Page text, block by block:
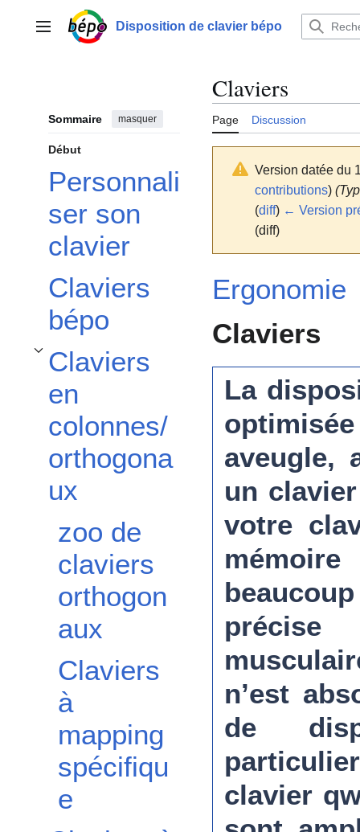
contenuMenu principalDisposition de clavier bépo
Sommaire masquer
Début
Personnali
ser son
clavier
Claviers
bépo
Claviers
en
colonnes/
orthogona
ux
Afficher / masquer la sous-section Claviers en colonnes/orthogonaux
zoo de
claviers
orthogon
aux
Claviers
à
mapping
spécifiqu
e
Claviers
Page Discussion
Version datée du
contributions)
(diff) ← Version
(diff)
Ergonomie
Claviers
La
aveugle,
un
votre
n’est
de
clavier